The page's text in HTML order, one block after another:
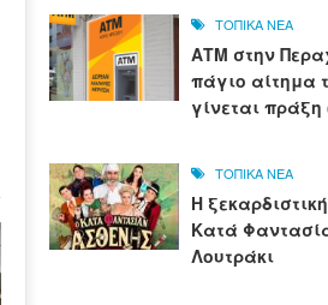
ΤΟΠΙΚΑ ΝΕΑ
ΑΤΜ στην
πάγιο αίτημα
γίνεται πράξη
ΤΟΠΙΚΑ ΝΕΑ
Η
Κατά
Λουτράκι